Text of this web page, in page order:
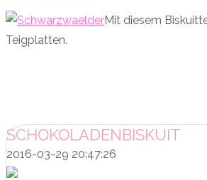
Mit diesem
Teigplatten.
SCHOKOLADENBISKUIT
2016-03-29 20:47:26